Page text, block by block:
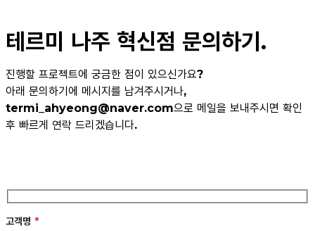
테르미 나주 혁신점 문의하기.
진행할 프로젝트에 궁금한 점이 있으신가요?
아래 문의하기에 메시지를 남겨주시거나,
termi_ahyeong@naver.com으로 메일을 보내주시면 확인
후 빠르게 연락 드리겠습니다.
고객명